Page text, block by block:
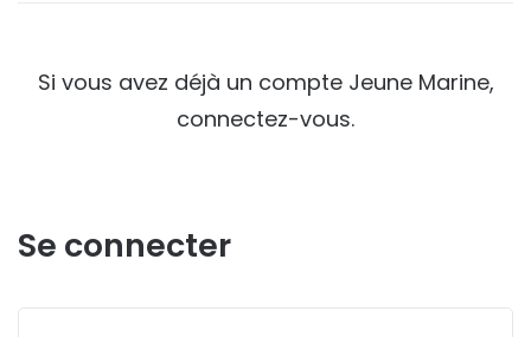
Si vous avez déjà un compte Jeune Marine,
connectez-vous.
Se connecter